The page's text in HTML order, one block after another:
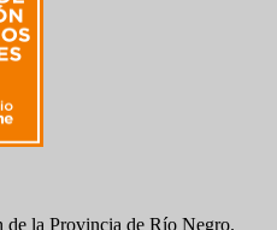
de la Provincia de Río Negro.